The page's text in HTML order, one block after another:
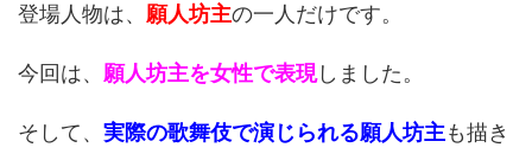
登場人物は、 願人坊主の一人だけです。
今回は、 願人坊主を女性で表現しました。
そして、 実際の歌舞伎で演じられる願人坊主も描き